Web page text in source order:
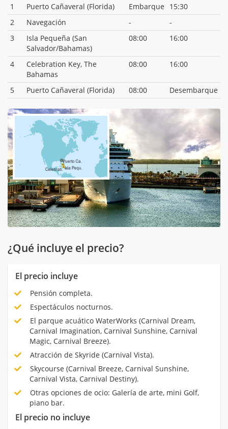
1
Puerto Cañaveral (Florida) Embarque
15:30
2
Navegación -
-
3
Isla Pequeña (San
Salvador/Bahamas)
08:00 16:00
4
Celebration Key, The
Bahamas
08:00 16:00
5 Puerto Cañaveral (Florida) 08:00 Desembarque
¿Qué incluye el precio?
El precio incluye
Pensión completa.
Espectáculos nocturnos.
El parque acuático WaterWorks (Carnival Dream,
Carnival Imagination, Carnival Sunshine, Carnival
Magic, Carnival Breeze).
Atracción de Skyride (Carnival Vista).
Skycourse (Carnival Breeze, Carnival Sunshine,
Carnival Vista, Carnival Destiny).
Otras opciones de ocio: Galería de arte, mini Golf,
piano bar.
El precio no incluye